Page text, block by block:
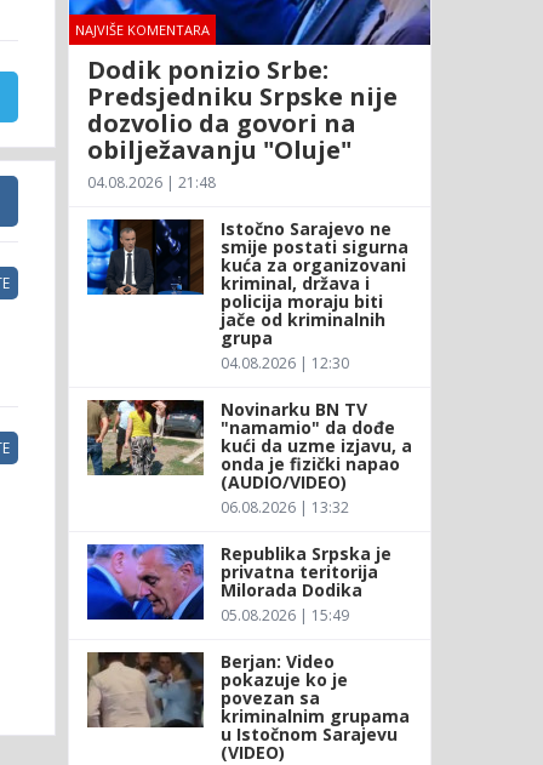
NAJVIŠE KOMENTARA
Dodik ponizio Srbe:
Predsjedniku Srpske nije
dozvolio da govori na
obilježavanju "Oluje"
04.08.2026 | 21:48
Istočno Sarajevo ne
smije postati sigurna
kuća za organizovani
kriminal, država i
policija moraju biti
jače od kriminalnih
grupa
04.08.2026 | 12:30
Novinarku BN TV
"namamio" da dođe
kući da uzme izjavu, a
onda je fizički napao
(AUDIO/VIDEO)
06.08.2026 | 13:32
Republika Srpska je
privatna teritorija
Milorada Dodika
05.08.2026 | 15:49
Berjan: Video
pokazuje ko je
povezan sa
kriminalnim grupama
u Istočnom Sarajevu
(VIDEO)